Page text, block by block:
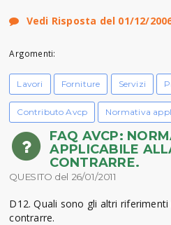
Vedi Risposta del 01/12/
Argomenti:
Lavori Forniture Servizi
Contributo Avcp Normativa
FAQ AVCP:
APPLICABILE
CONTRARRE.
QUESITO del 26/01/2011
D12. Quali sono gli altri
contrarre.